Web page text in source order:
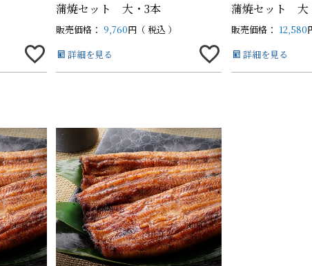
中（100g以上）
白蒲カットセット
中（100g以上）
白蒲カットセット
蒲焼セット 大・3本
販売価格： 9,760
税込
詳細を見る
蒲焼セット 大
販売価格： 12,580
詳細を見る